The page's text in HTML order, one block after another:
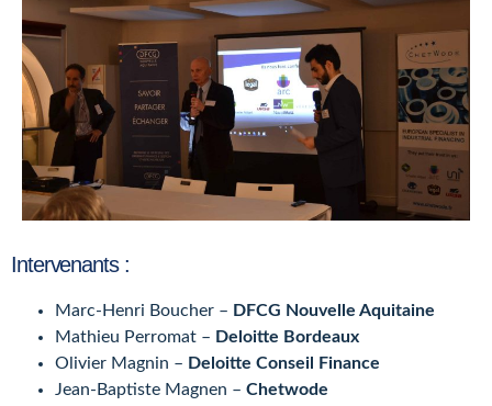
Intervenants :
Marc-Henri Boucher – DFCG Nouvelle Aquitaine
Mathieu Perromat – Deloitte Bordeaux
Olivier Magnin – Deloitte Conseil Finance
Jean-Baptiste Magnen – Chetwode